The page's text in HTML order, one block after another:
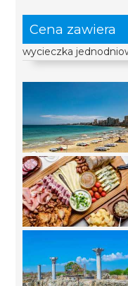
Cena zawiera
wycieczka